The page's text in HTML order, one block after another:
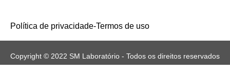
Política de privacidade-Termos de uso
Copyright © 2022 SM Laboratório - Todos os direitos reservados